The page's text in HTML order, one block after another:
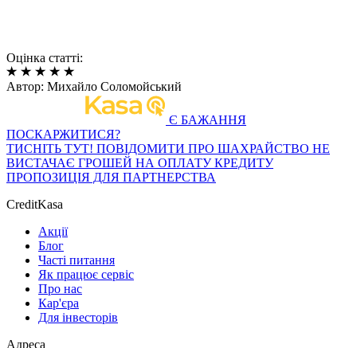
Оцінка статті:
Автор: Михайло Соломойський
Є БАЖАННЯ
ПОСКАРЖИТИСЯ?
ТИСНІТЬ ТУТ! ПОВІДОМИТИ ПРО ШАХРАЙСТВО НЕ
ВИСТАЧАЄ ГРОШЕЙ НА ОПЛАТУ КРЕДИТУ
ПРОПОЗИЦІЯ ДЛЯ ПАРТНЕРСТВА
CreditKasa
Акції
Блог
Часті питання
Як працює сервіс
Про нас
Кар'єра
Для інвесторів
Адреса